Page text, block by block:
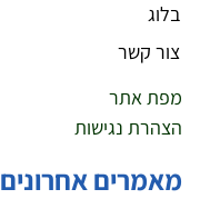
בלוג
צור קשר
מפת אתר
הצהרת נגישות
מאמרים אחרונים